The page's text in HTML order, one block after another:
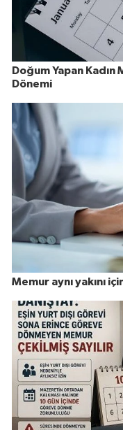
Doğum Yapan Kadın
Dönemi
Memur aynı yakını